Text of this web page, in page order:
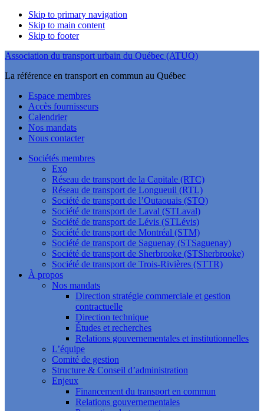
Skip to primary navigation
Skip to main content
Skip to footer
Association du transport urbain du Québec (ATUQ)
La référence en transport en commun au Québec
Espace membres
Accès fournisseurs
Calendrier
Nos mandats
Nous contacter
Sociétés membres
Exo
Réseau de transport de la Capitale (RTC)
Réseau de transport de Longueuil (RTL)
Société de transport de l’Outaouais (STO)
Société de transport de Laval (STLaval)
Société de transport de Lévis (STLévis)
Société de transport de Montréal (STM)
Société de transport de Saguenay (STSaguenay)
Société de transport de Sherbrooke (STSherbrooke)
Société de transport de Trois-Rivières (STTR)
À propos
Nos mandats
Direction stratégie commerciale et gestion
contractuelle
Direction technique
Études et recherches
Relations gouvernementales et institutionnelles
L’équipe
Comité de gestion
Structure & Conseil d’administration
Enjeux
Financement du transport en commun
Relations gouvernementales